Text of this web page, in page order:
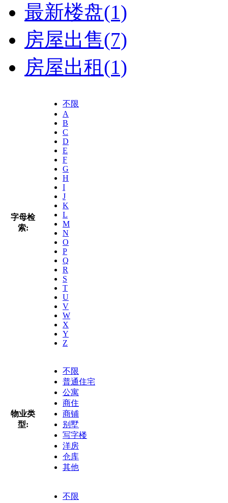
最新楼盘(1)
房屋出售(7)
房屋出租(1)
字母检
索:
不限
A
B
C
D
E
F
G
H
I
J
K
L
M
N
O
P
Q
R
S
T
U
V
W
X
Y
Z
物业类
型:
不限
普通住宅
公寓
商住
商铺
别墅
写字楼
洋房
仓库
其他
不限